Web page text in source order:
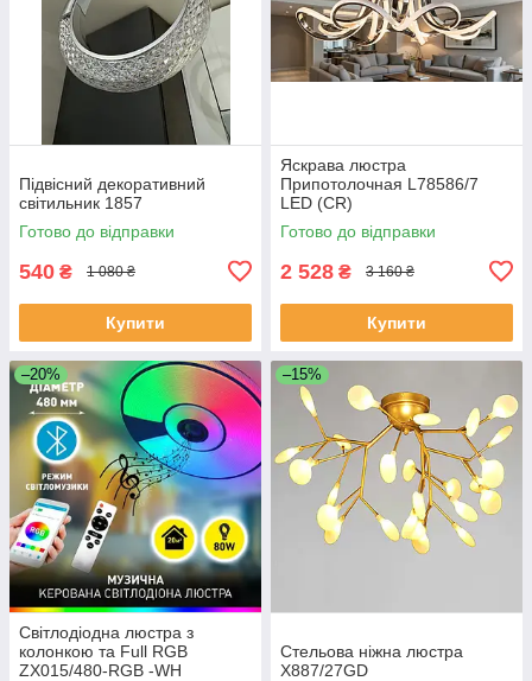
Підвісний декоративний
світильник 1857
Готово до відправки
540 ₴ 1 080 ₴
Купити
Яскрава люстра
Припотолочная L78586/7
LED (CR)
Готово до відправки
2 528 ₴ 3 160 ₴
Купити
–20%
Світлодіодна люстра з
колонкою та Full RGB
ZX015/480-RGB -WH
–15%
Стельова ніжна люстра
X887/27GD